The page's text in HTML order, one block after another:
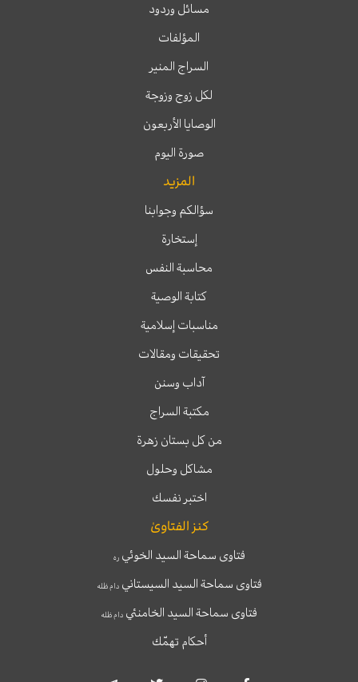
مسائل وردود
المؤلفات
السراج المنير
لكل زوج وزوجة
الوصايا الأربعون
صورة اليوم
المزيد
سؤالكم وجوابنا
إستخارة
محاسبة النفس
كتابة الوصية
مناسبات إسلامية
تحقيقات ومقالات
آداب وسنن
مكتبة السراج
من كل بستان زهرة
مشاكل وحلول
اختبر نفسك
كنز الفتاوىٰ
فتاوى سماحة السيد الخوئيره
فتاوى سماحة السيد السيستانيدام ظله
فتاوى سماحة السيد الخامنئي دام ظله
أحكام تهمّك
a